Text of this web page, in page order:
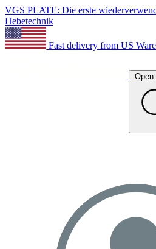
VGS PLATE: Die erste
Hebetechnik
Fast delivery from US
Open